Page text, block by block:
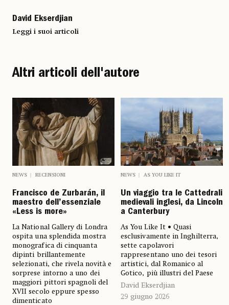
David Ekserdjian
Leggi i suoi articoli
Altri articoli dell'autore
NEWS RECENSIONI
Francisco de Zurbarán, il
maestro dell’essenziale
«Less is more»
La National Gallery di Londra
ospita una splendida mostra
monografica di cinquanta
dipinti brillantemente
selezionati, che rivela novità e
sorprese intorno a uno dei
maggiori pittori spagnoli del
XVII secolo eppure spesso
dimenticato
NEWS AS YOU LIKE IT
Un viaggio tra le Cattedrali
medievali inglesi, da Lincoln
a Canterbury
As You Like It • Quasi
esclusivamente in Inghilterra,
sette capolavori
rappresentano uno dei tesori
artistici, dal Romanico al
Gotico, più illustri del Paese
David Ekserdjian
29 giugno 2026